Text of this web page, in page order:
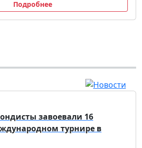
Подробнее
завоевали 16
турнире в